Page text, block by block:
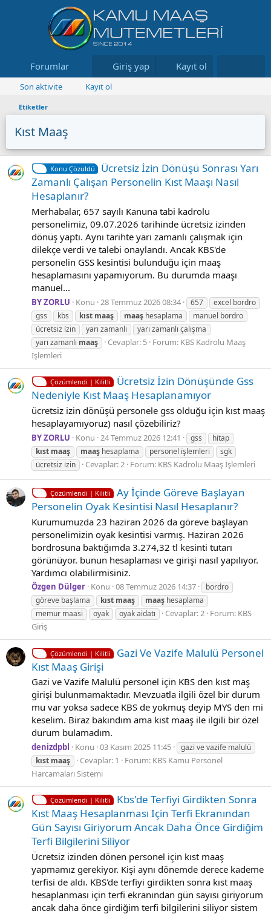
Forumlar Neler yeni Kaynaklar
Giriş yap Kayıt ol
Son aktivite Kayıt ol
Etiketler
Kıst Maaş
Konu Çözüldü
Ücretsiz İzin Dönüşü Sonrası Yarı
Zamanlı Çalışan Personelin Kıst Maaşı Nasıl
Hesaplanır?
Merhabalar, 657 sayılı Kanuna tabi kadrolu
personelimiz, 09.07.2026 tarihinde ücretsiz izinden
dönüş yaptı. Aynı tarihte yarı zamanlı çalışmak için
dilekçe verdi ve talebi onaylandı. Ancak KBS'de
personelin GSS kesintisi bulunduğu için maaş
hesaplamasını yapamıyorum. Bu durumda maaşı
manuel...
BY ZORLU Konu 28 Temmuz 2026 08:34 657
excel bordro
gss
kbs kıst maaş maaş hesaplama
manuel bordro
ücretsiz i̇zin
yarı zamanlı
yarı zamanlı çalışma
yarı zamanlı maaş Cevaplar: 5 Forum: KBS Kadrolu Maaş
İşlemleri
Çözümlendi | Kilitli
Ücretsiz İzin Dönüşünde Gss
Nedeniyle Kıst Maaş Hesaplanamıyor
ücretsiz izin dönüşü personele gss olduğu için kıst maaş
hesaplayamıyoruz) nasıl çözebiliriz?
BY ZORLU Konu 24 Temmuz 2026 12:41 gss
hi̇tap
kıst maaş maaş hesaplama personel i̇şlemleri
sgk
ücretsiz i̇zin
Cevaplar: 2 Forum: KBS Kadrolu Maaş İşlemleri
Çözümlendi | Kilitli
Ay İçinde Göreve Başlayan
Personelin Oyak Kesintisi Nasıl Hesaplanır?
Kurumumuzda 23 haziran 2026 da göreve başlayan
personelimizin oyak kesintisi varmış. Haziran 2026
bordrosuna baktığımda 3.274,32 tl kesinti tutarı
görünüyor. bunun hesaplaması ve girişi nasıl yapılıyor.
Yardımcı olabilirmisiniz.
Özgen Dülger Konu 08 Temmuz 2026 14:37
bordro
göreve başlama
kıst maaş maaş hesaplama
memur maasi
oyak oyak aidatı Cevaplar: 2 Forum: KBS
Giriş
Çözümlendi | Kilitli
Gazi Ve Vazife Malulü Personel
Kıst Maaş Girişi
Gazi ve Vazife Malulü personel için KBS den kıst maş
girişi bulunmamaktadır. Mevzuatla ilgili özel bir durum
mu var yoksa sadece KBS de yokmuş deyip MYS den mi
keselim. Biraz bakındım ama kıst maaş ile ilgili bir özel
durum bulamadım.
denizdpbl Konu 03 Kasım 2025 11:45
gazi ve vazife malulü
kıst maaş Cevaplar: 1 Forum: KBS Kamu Personel
Harcamaları Sistemi
Çözümlendi | Kilitli
Kbs'de Terfiyi Girdikten Sonra
Kıst Maaş Hesaplanması Için Terfi Ekranından
Gün Sayısı Giriyorum Ancak Daha Önce Girdiğim
Terfi Bilgilerini Siliyor
Ücretsiz izinden dönen personel için kıst maaş
yapmamız gerekiyor. Kişi aynı dönemde derece kademe
terfisi de aldı. KBS'de terfiyi girdikten sonra kıst maaş
hesaplanması için terfi ekranından gün sayısı giriyorum
ancak daha önce girdiğim terfi bilgilerini siliyor sistem